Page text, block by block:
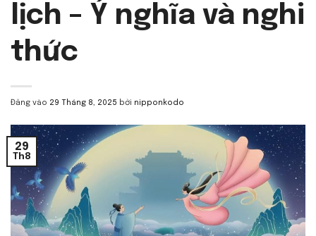
lịch – Ý nghĩa và nghi
thức
Đăng vào 29 Tháng 8, 2025 bởi nipponkodo
29
Th8